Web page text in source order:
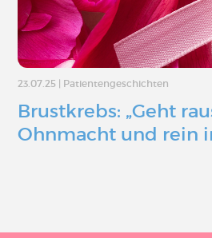
23.07.25 Patientengeschichten
Brustkrebs: „Geht
Ohnmacht und rein